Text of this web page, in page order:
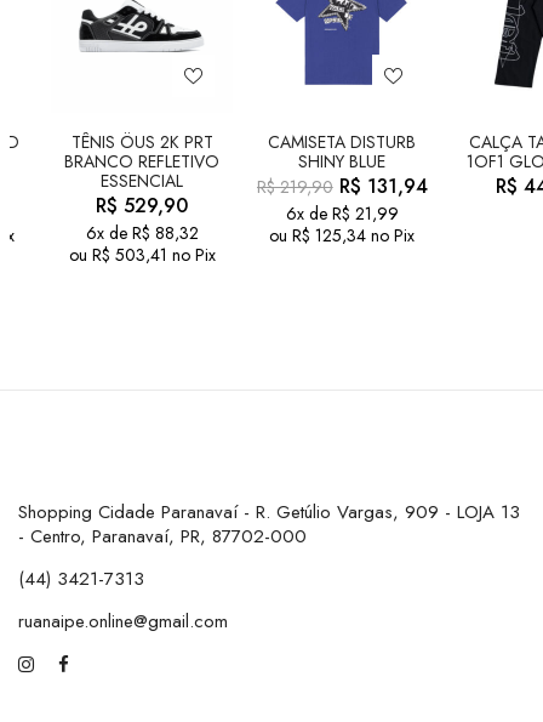
TÊNIS ÖUS 2K PRT
BRANCO REFLETIVO
ESSENCIAL
R$ 529,90
6x de R$ 88,32
ou R$ 503,41 no Pix
CAMISETA DISTURB
SHINY BLUE
R$219,90 R$ 131,94
6x de R$ 21,99
ou R$ 125,34 no Pix
CALÇA
1OF1
R$
Shopping Cidade Paranavaí - R. Getúlio Vargas, 909 - LOJA 13
- Centro, Paranavaí, PR, 87702-000
(44) 3421-7313
ruanaipe.online@gmail.com